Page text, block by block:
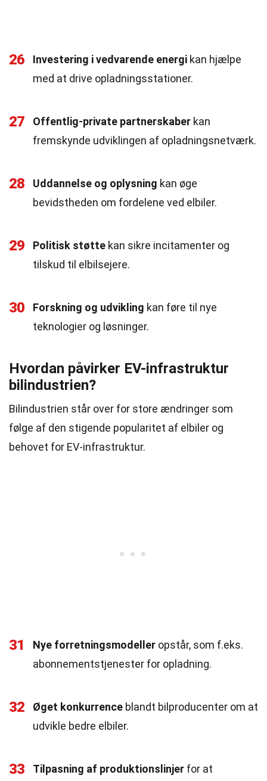
26 Investering i vedvarende energi kan hjælpe
med at drive opladningsstationer.
27 Offentlig-private partnerskaber kan
fremskynde udviklingen af opladningsnetværk.
28 Uddannelse og oplysning kan øge
bevidstheden om fordelene ved elbiler.
29 Politisk støtte kan sikre incitamenter og
tilskud til elbilsejere.
30 Forskning og udvikling kan føre til nye
teknologier og løsninger.
Hvordan påvirker EV-infrastruktur
bilindustrien?
Bilindustrien står over for store ændringer som
følge af den stigende popularitet af elbiler og
behovet for EV-infrastruktur.
31 Nye forretningsmodeller opstår, som f.eks.
abonnementstjenester for opladning.
32 Øget konkurrence blandt bilproducenter om at
udvikle bedre elbiler.
33 Tilpasning af produktionslinjer for at